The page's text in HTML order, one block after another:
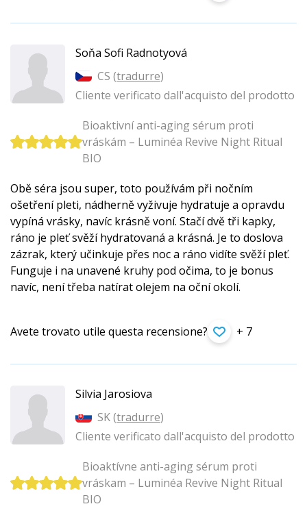
Soňa Sofi Radnotyová
CS (tradurre)
Cliente verificato dall'acquisto del prodotto
Bioaktivní anti-aging sérum proti
vráskám – Luminéa Revive Night Ritual
BIO
Obě séra jsou super, toto používám při nočním
ošetření pleti, nádherně vyživuje hydratuje a opravdu
vypíná vrásky, navíc krásně voní. Stačí dvě tři kapky,
ráno je pleť svěží hydratovaná a krásná. Je to doslova
zázrak, který učinkuje přes noc a ráno vidíte svěží pleť.
Funguje i na unavené kruhy pod očima, to je bonus
navíc, není třeba natírat olejem na oční okolí.
Avete trovato utile questa recensione? + 7
Silvia Jarosiova
SK (tradurre)
Cliente verificato dall'acquisto del prodotto
Bioaktívne anti-aging sérum proti
vráskam – Luminéa Revive Night Ritual
BIO